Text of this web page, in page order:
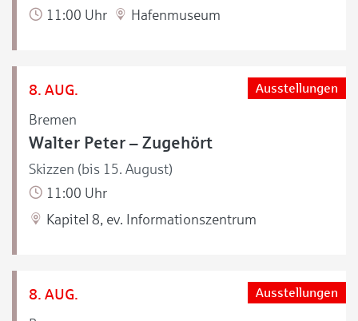
11:00 Uhr
Hafenmuseum
8. AUG.
Bremen
Ausstellungen
Walter Peter – Zugehört
Skizzen (bis 15. August)
11:00 Uhr
Kapitel 8, ev. Informationszentrum
8. AUG. Ausstellungen